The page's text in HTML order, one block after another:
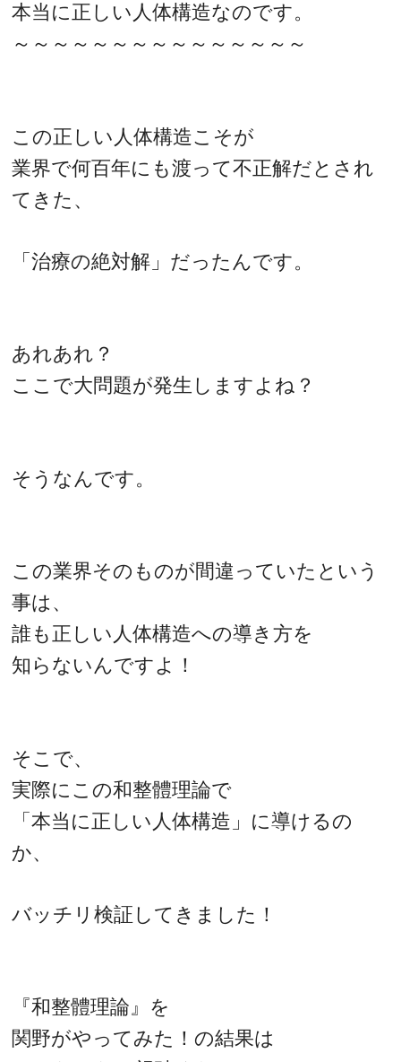
本当に正しい人体構造なのです。
～～～～～～～～～～～～～～～
この正しい人体構造こそが
業界で何百年にも渡って不正解だとされ
てきた、
「治療の絶対解」だったんです。
あれあれ？
ここで大問題が発生しますよね？
そうなんです。
この業界そのものが間違っていたという
事は、
誰も正しい人体構造への導き方を
知らないんですよ！
そこで、
実際にこの和整體理論で
「本当に正しい人体構造」に導けるの
か、
バッチリ検証してきました！
『和整體理論』を
関野がやってみた！の結果は